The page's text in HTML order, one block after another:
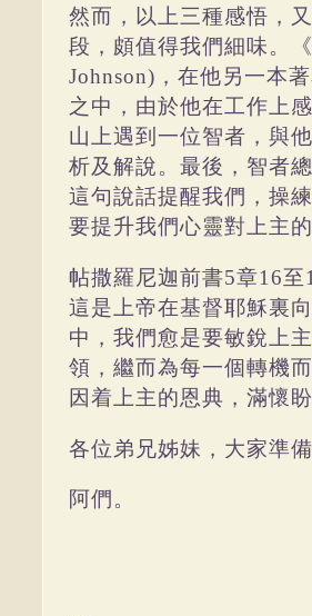
然而，以上三種感悟，
段，頗值得我們細味。
Johnson) ，在他另一本
之中，由於他在工作上
山上遇到一位智者，與
析及解說。最後，智者
這句說話提醒我們，操
要提升我們心靈對上主
帖撒羅尼迦前書5章16至
這是上帝在基督耶穌裏
中，我們愈是要敏銳上
領，繼而為每一個轉機
因着上主的恩典，滿懷
各位弟兄姊妹，大家準
阿們。